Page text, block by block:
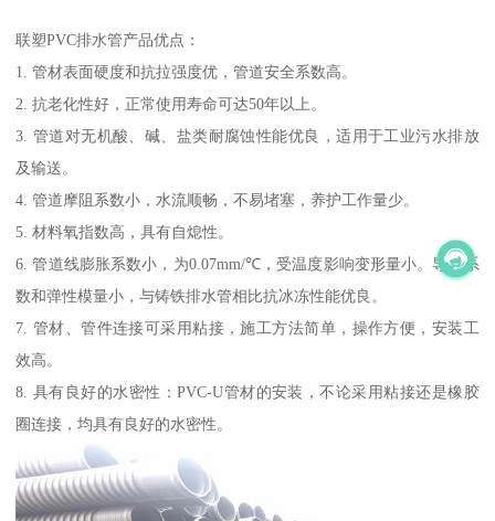
联塑PVC排水管产品优点：
1. 管材表面硬度和抗拉强度优，管道安全系数高。
2. 抗老化性好，正常使用寿命可达50年以上。
3. 管道对无机酸、碱、盐类耐腐蚀性能优良，适用于工业污水排放
及输送。
4. 管道摩阻系数小，水流顺畅，不易堵塞，养护工作量少。
5. 材料氧指数高，具有自熄性。
6. 管道线膨胀系数小，为0.07mm/℃，受温度影响变形量小。导热系
数和弹性模量小，与铸铁排水管相比抗冰冻性能优良。
7. 管材、管件连接可采用粘接，施工方法简单，操作方便，安装工
效高。
8. 具有良好的水密性：PVC-U管材的安装，不论采用粘接还是橡胶
圈连接，均具有良好的水密性。